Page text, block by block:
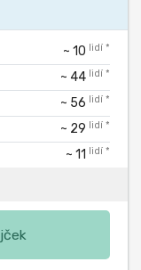
~ 10 lidí *
~ 44 lidí *
~ 56 lidí *
~ 29 lidí *
~ 11 lidí *